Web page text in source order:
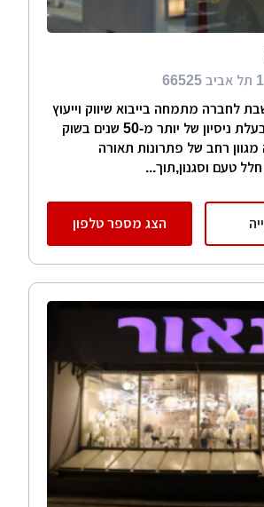
לחברה מתמחה בייבוא שיווק וייעוץ
של גופי תאורה,בעלת ניסיון של יותר מ-50 שנים בשוק
רחב של פתרונות תאורה
טעם וסגנון,תוך...
הצג מספר טלפון